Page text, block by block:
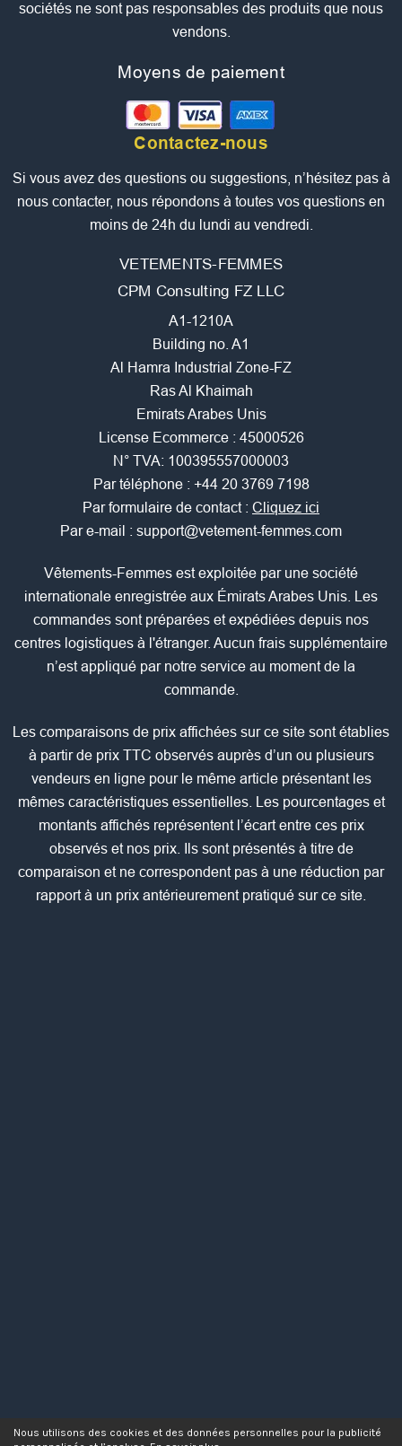
sociétés ne sont pas responsables des produits que nous
vendons.
Moyens de paiement
Contactez-nous
Si vous avez des questions ou suggestions, n’hésitez pas à
nous contacter, nous répondons à toutes vos questions en
moins de 24h du lundi au vendredi.
VETEMENTS-FEMMES
CPM Consulting FZ LLC
A1-1210A
Building no. A1
Al Hamra Industrial Zone-FZ
Ras Al Khaimah
Emirats Arabes Unis
License Ecommerce : 45000526
N° TVA: 100395557000003
Par téléphone : +44 20 3769 7198
Par formulaire de contact : Cliquez ici
Par e-mail : support@vetement-femmes.com
Vêtements-Femmes est exploitée par une société
internationale enregistrée aux Émirats Arabes Unis. Les
commandes sont préparées et expédiées depuis nos
centres logistiques à l'étranger. Aucun frais supplémentaire
n’est appliqué par notre service au moment de la
commande.
Les comparaisons de prix affichées sur ce site sont établies
à partir de prix TTC observés auprès d’un ou plusieurs
vendeurs en ligne pour le même article présentant les
mêmes caractéristiques essentielles. Les pourcentages et
montants affichés représentent l’écart entre ces prix
observés et nos prix. Ils sont présentés à titre de
comparaison et ne correspondent pas à une réduction par
rapport à un prix antérieurement pratiqué sur ce site.
Nous utilisons des cookies et des données personnelles pour la publicité